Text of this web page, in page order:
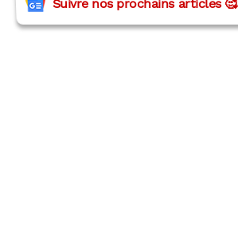
Suivre nos prochains articles 🥰